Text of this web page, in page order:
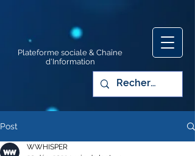
Plateforme sociale & Chaîne
d'Information
Post
WWHISPER